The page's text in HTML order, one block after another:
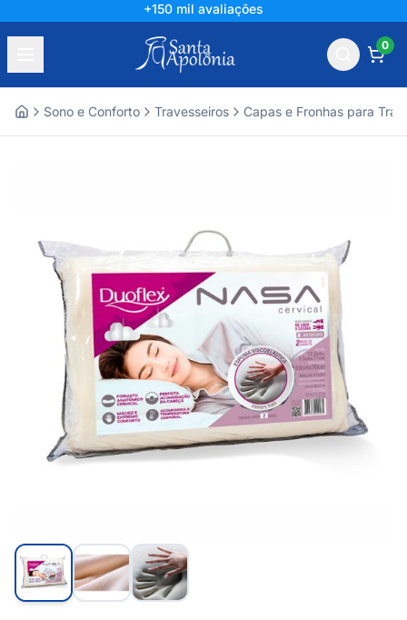
+150 mil avaliações
0
Sono e Conforto Travesseiros Capas e Fronhas para